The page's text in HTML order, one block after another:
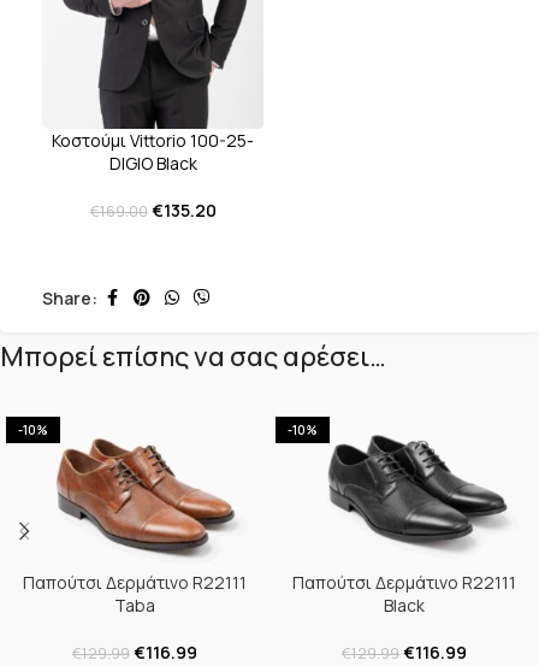
Κοστούμι Vittorio 100-25-
DIGIO Black
€169.00 €135.20
Share:
Μπορεί επίσης να σας αρέσει…
-10%
Παπούτσι Δερμάτινο R22111
Taba
€129.99€116.99
-10%
Παπούτσι Δερμάτινο R22111
Black
€129.99€116.99